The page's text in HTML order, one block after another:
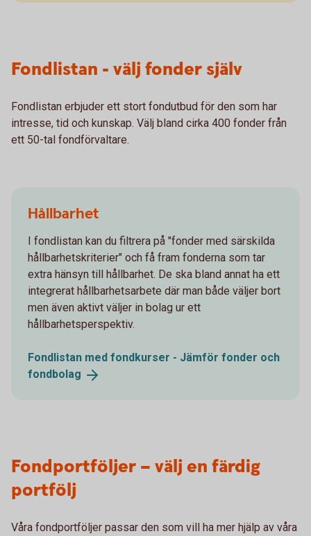
Fondlistan - välj fonder själv
Fondlistan erbjuder ett stort fondutbud för den som har
intresse, tid och kunskap. Välj bland cirka 400 fonder från
ett 50-tal fondförvaltare.
Hållbarhet
I fondlistan kan du filtrera på "fonder med särskilda
hållbarhetskriterier" och få fram fonderna som tar
extra hänsyn till hållbarhet. De ska bland annat ha ett
integrerat hållbarhetsarbete där man både väljer bort
men även aktivt väljer in bolag ur ett
hållbarhetsperspektiv.
Fondlistan med fondkurser - Jämför fonder och
fondbolag
Fondportföljer – välj en färdig
portfölj
Våra fondportföljer passar den som vill ha mer hjälp av våra